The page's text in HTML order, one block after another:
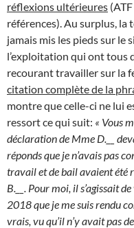
réflexions ultérieures
références). Au surplus, la
jamais mis les pieds sur le
l’exploitation qui ont tous
recourant travailler sur la
citation complète de la
montre que celle-ci ne lui
ressort ce qui suit: « Vous
déclaration de Mme D.__
réponds que je n’avais pas
travail et de bail avaient été
B.__. Pour moi, il s’agissait
2018 que je me suis rendu
vrais, vu qu’il n’y avait pas